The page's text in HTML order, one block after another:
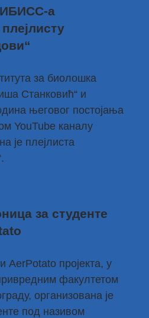
а
за биолошка
Станковић“ и
његовог постојања
YouTube каналу
је плејлиста
за студенте
AerPotato пројекта, у
факултетом
организована је
под називом